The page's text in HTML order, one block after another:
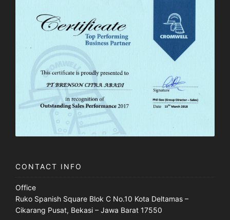
CONTACT INFO
Office
Ruko Spanish Square Blok C No.10 Kota Deltamas –
Cikarang Pusat, Bekasi – Jawa Barat 17550